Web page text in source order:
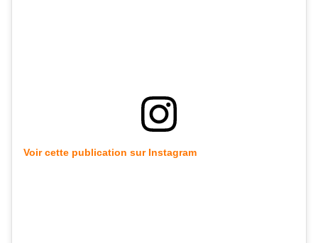
Voir cette publication sur Instagram